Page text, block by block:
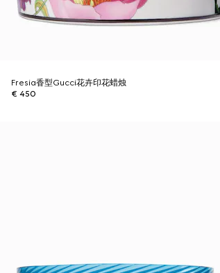
Fresia香型Gucci花卉印花蜡烛
€ 450